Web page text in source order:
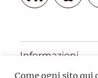
Informazioni
Come ogni sito qui